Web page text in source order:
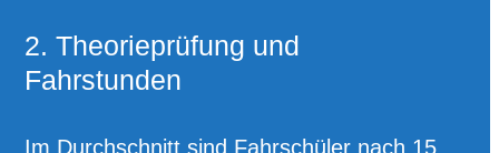
2. Theorieprüfung und
Fahrstunden
Im Durchschnitt sind Fahrschüler nach 15